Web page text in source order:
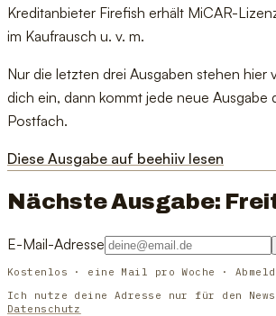
Kreditanbieter Firefish erhält MiCAR-
im Kaufrausch u. v. m.
Nur die letzten drei Ausgaben stehen hier
dich ein, dann kommt jede neue Ausgabe
Postfach.
Diese Ausgabe auf beehiiv lesen
Nächste Ausgabe:
E-Mail-Adresse
Kostenlos · eine Mail pro Woche ·
Ich nutze deine Adresse nur für den
Datenschutz